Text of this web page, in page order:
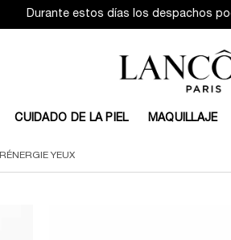
Durante estos días los despachos
CUIDADO DE LA PIEL MAQUILLAJE
RÉNERGIE YEUX​